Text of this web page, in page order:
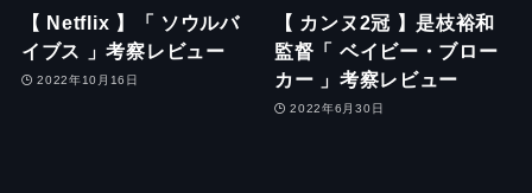
【 Netflix 】「 ソウルバ
イブス 」考察レビュー
2022年10月16日
【 カンヌ2冠 】是枝裕和
監督「 ベイビー・ブロー
カー 」考察レビュー
2022年6月30日